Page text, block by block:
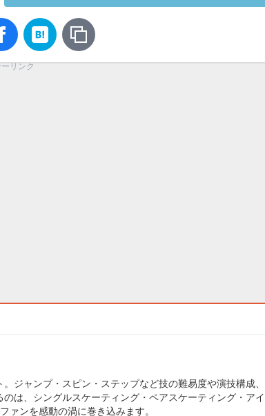
リンク
ジャンプ・スピン・ステップなど技の難易度や演技構成
は、シングルスケーティング・ペアスケーティング・ア
ァンを感動の渦に巻き込みます。